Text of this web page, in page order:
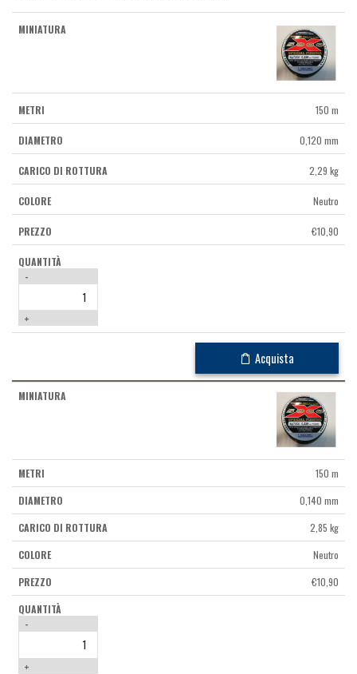
150 m
0,120 mm
2,29 kg
Neutro
€10,90
-
+
Acquista
150 m
0,140 mm
2,85 kg
Neutro
€10,90
-
+